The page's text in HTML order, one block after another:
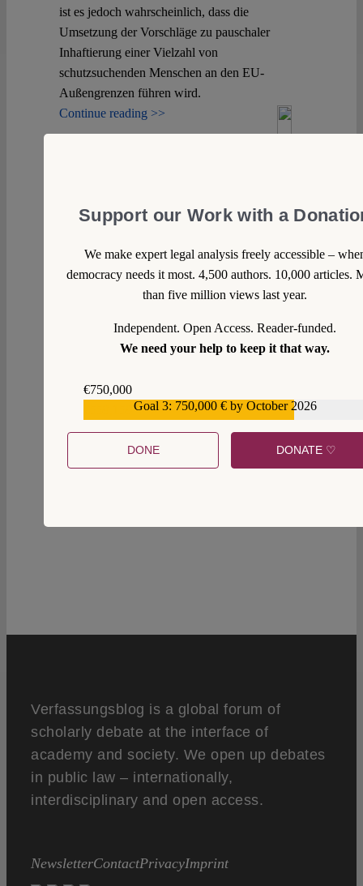
ist es jedoch wahrscheinlich, dass die
Umsetzung der Vorschläge zu pauschaler
Inhaftierung einer Vielzahl von
schutzsuchenden Menschen an den EU-
Außengrenzen führen wird.
Continue reading >>
Verfassungsblog is a global forum of
scholarly debate at the interface of
academy and society. We open up debates
in public law – internationally,
interdisciplinary and open access.
NewsletterContactPrivacyImprint
Support our Work with a
We make expert legal analysis freely accessible –
democracy needs it most. 4,500 authors. 10,000 articles.
than five million views last year.
Independent. Open Access. Reader-funded.
We need your help to keep it that way.
€750,000
Goal 3: 750,000 € by October 2026
DONE DONATE ♡